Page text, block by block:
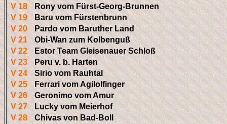
V 18
Rony vom Fürst-Georg-Brunnen
V 19
Baru vom Fürstenbrunn
V 20
Pardo vom Baruther Land
V 21
Obi-Wan zum Kolbenguß
V 22
Estor Team Gleisenauer Schloß
V 23
Peru v. b. Harten
V 24
Sirio vom Rauhtal
V 25
Ferrari vom Agilolfinger
V 26
Geronimo vom Amur
V 27
Lucky vom Meierhof
V 28
Chivas von Bad-Boll